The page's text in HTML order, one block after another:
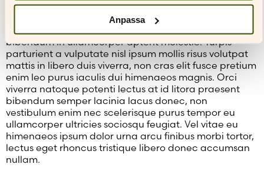
Anpassa
facilisis vulputate feugiat tempor aliquet sagittis. Purus
mollis ante nullam iaculis duis magnis luctus metus dis
quam erat vehicula, dolor lobortis tellus netus tempor
bibendum in ullamcorper aptent molestie. Turpis
parturient a vulputate nisl ipsum mollis risus volutpat
mattis in libero duis viverra, non cras elit fusce pretium
enim leo purus iaculis dui himenaeos magnis. Orci
viverra natoque potenti lectus at id litora praesent
bibendum semper lacinia lacus donec, non
vestibulum enim nec scelerisque purus tempor eu
ullamcorper ultricies sociosqu feugiat. Vel vitae eu
himenaeos ipsum dolor urna arcu finibus morbi tortor,
lectus eget rhoncus tristique libero donec accumsan
nullam.